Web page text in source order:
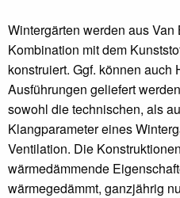
Wintergärten werden aus
Kombination mit dem
konstruiert. Ggf. können auch
Ausführungen geliefert
sowohl die technischen, als
Klangparameter eines
Ventilation. Die
wärmedämmende
wärmegedämmt, ganzjährig